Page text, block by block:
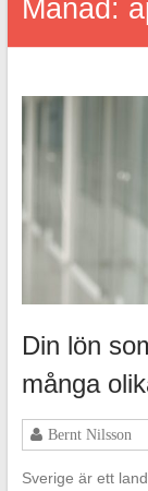
Månad:
Din lön
många
Bernt Nilsson
Sverige är ett